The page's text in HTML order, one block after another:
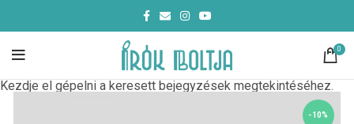
0
-10%
Kezdje el gépelni a keresett bejegyzések megtekintéséhez.